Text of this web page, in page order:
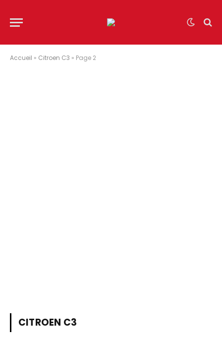
Accueil » Citroen C3 » Page 2
CITROEN C3